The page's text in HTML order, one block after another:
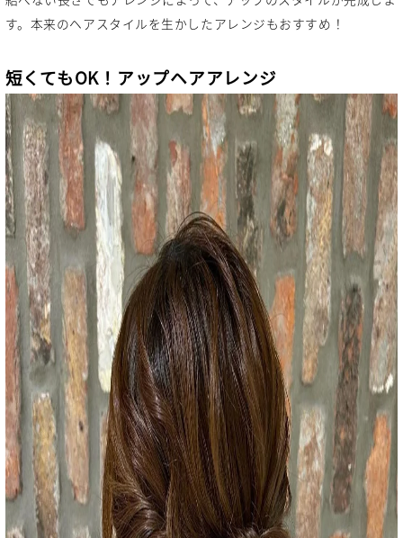
す。本来のヘアスタイルを生かしたアレンジもおすすめ！
短くてもOK！アップヘアアレンジ